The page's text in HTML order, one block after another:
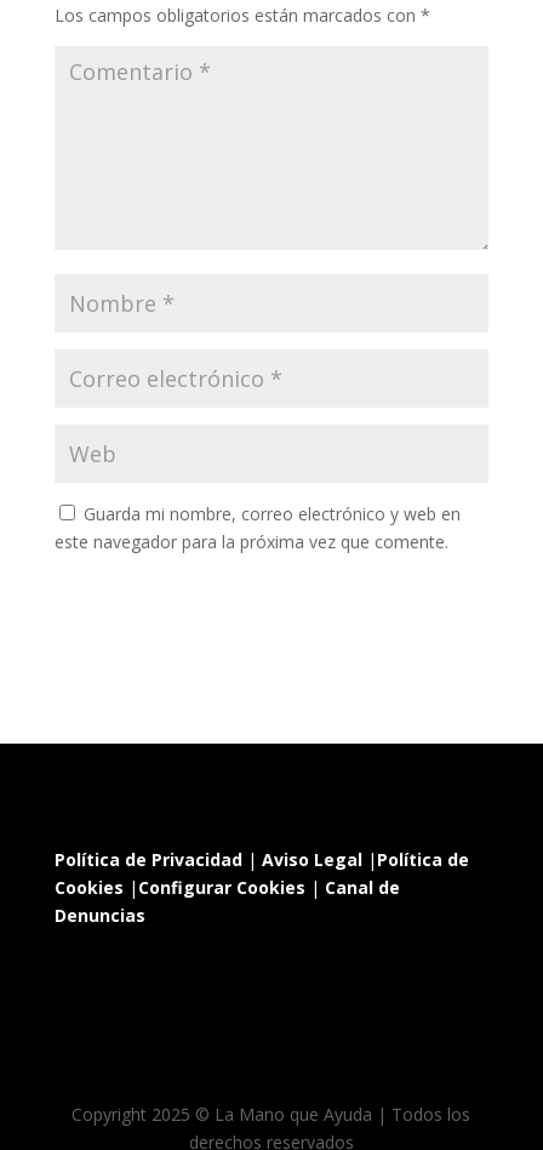
Los campos obligatorios están marcados con *
Guarda mi nombre, correo electrónico y web en
este navegador para la próxima vez que comente.
Política de Privacidad| Aviso Legal| Política de
Cookies | Configurar Cookies | Canal de
Denuncias
Copyright 2025 © La Mano que Ayuda | Todos los
derechos reservados